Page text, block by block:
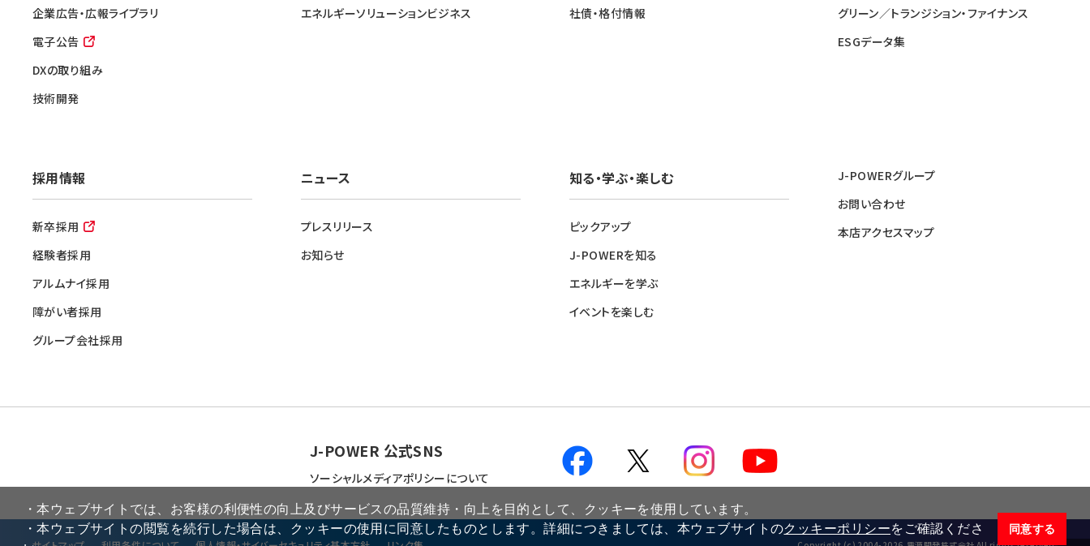
・本ウェブサイトでは、お客様の利便性の向上及びサービスの品質維持・向上を目的として、クッキーを使用しています。
・本ウェブサイトの閲覧を続行した場合は、クッキーの使用に同意したものとします。詳細につきましては、本ウェブサイトのクッキーポリシーをご確認くださ
同意する
企業広告・広報ライブラリ
電子公告
DXの取り組み
技術開発
エネルギーソリューションビジネス
社債・格付情報
グリーン／トランジション・ファイナンス
ESGデータ集
採用情報
新卒採用
経験者採用
アルムナイ採用
障がい者採用
グループ会社採用
ニュース
プレスリリース
お知らせ
知る・学ぶ・楽しむ
ピックアップ
J-POWERを知る
エネルギーを学ぶ
イベントを楽しむ
J-POWERグループ
お問い合わせ
本店アクセスマップ
J-POWER 公式SNS
ソーシャルメディアポリシーについて